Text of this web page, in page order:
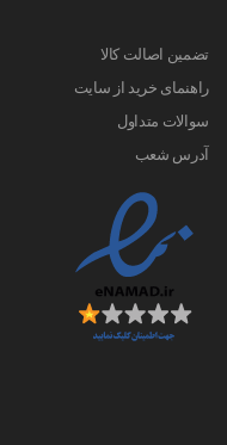
تضمین اصالت کالا
راهنمای خرید از سایت
سوالات متداول
آدرس شعب